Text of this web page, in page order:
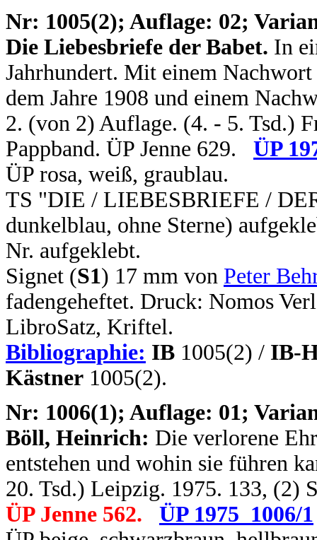
Nr: 1005(2); Auflage: 02;
Die Liebesbriefe der Babet. In
Jahrhundert. Mit einem
dem Jahre 1908 und einem
2. (von 2) Auflage. (4. - 5. Tsd.)
Pappband. ÜP Jenne 629.
ÜP
ÜP rosa, weiß, graublau.
TS "DIE / LIEBESBRIEFE /
dunkelblau, ohne Sterne)
Nr. aufgeklebt.
Signet (S1) 17 mm von Peter
fadengeheftet. Druck: Nomos
LibroSatz, Kriftel.
Bibliographie: IB 1005(2) / IB-
Kästner 1005(2).
Nr: 1006(1); Auflage: 01;
Böll, Heinrich: Die verlorene
entstehen und wohin sie führen
20. Tsd.) Leipzig. 1975. 133, (2)
ÜP Jenne 562.
ÜP 1975_1006/1